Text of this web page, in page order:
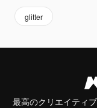
glitter
最高のクリエイティ